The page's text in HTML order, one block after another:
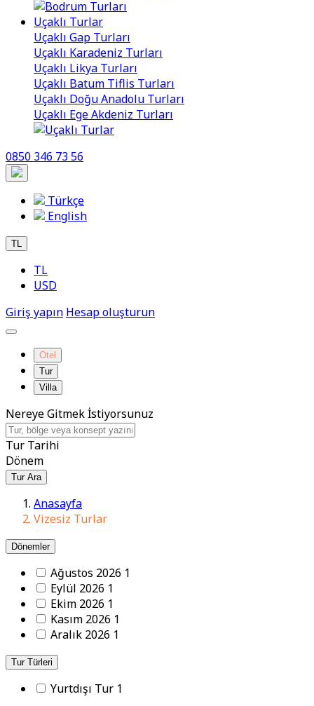
Uçaklı Turlar
Uçaklı Gap Turları
Uçaklı Karadeniz Turları
Uçaklı Likya Turları
Uçaklı Batum Tiflis Turları
Uçaklı Doğu Anadolu Turları
Uçaklı Ege Akdeniz Turları
0850 346 73 56
Türkçe
English
TL
TL
USD
Giriş yapın Hesap oluşturun
Otel
Tur
Villa
Nereye Gitmek İstiyorsunuz
Tur Tarihi
Dönem
Tur Ara
Anasayfa
Vizesiz Turlar
Dönemler
Ağustos 2026 1
Eylül 2026 1
Ekim 2026 1
Kasım 2026 1
Aralık 2026 1
Tur Türleri
Yurtdışı Tur 1